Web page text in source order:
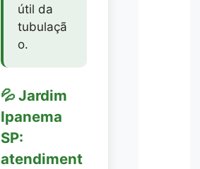
útil da
tubulaçã
o.
💦 Jardim
Ipanema
SP:
atendiment